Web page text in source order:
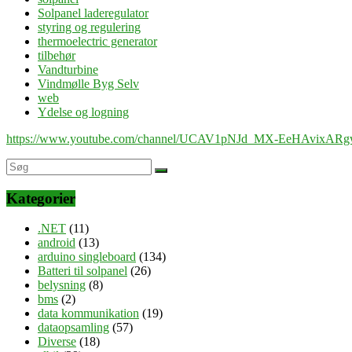
Solpanel laderegulator
styring og regulering
thermoelectric generator
tilbehør
Vandturbine
Vindmølle Byg Selv
web
Ydelse og logning
https://www.youtube.com/channel/UCAV1pNJd_MX-
Kategorier
.NET (11)
android (13)
arduino singleboard (134)
Batteri til solpanel (26)
belysning (8)
bms (2)
data kommunikation (19)
dataopsamling (57)
Diverse (18)